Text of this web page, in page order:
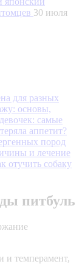
30 июля
для разных
основы,
самые
аппетит?
пород
и лечение
отучить собаку
питбуль
темперамент,